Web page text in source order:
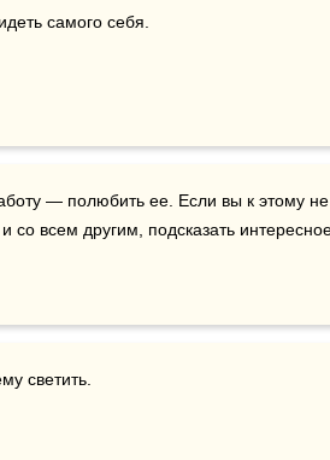
самого себя.
— полюбить ее. Если вы к этому не
светить.